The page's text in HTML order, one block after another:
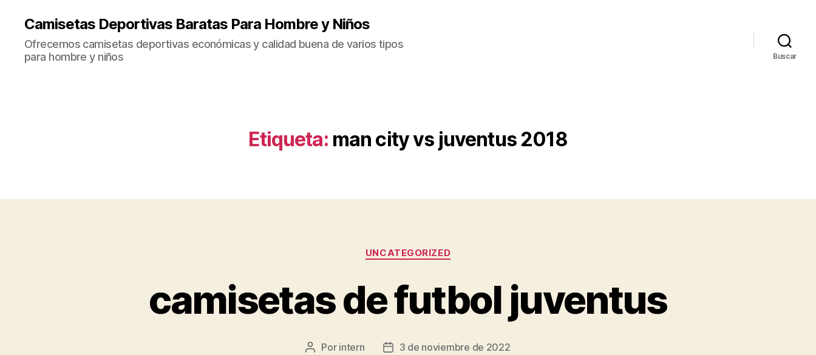
Camisetas Deportivas Baratas Para Hombre y Niños
Ofrecemos camisetas deportivas económicas y calidad buena de varios tipos
para hombre y niños
Buscar
Etiqueta: man city vs juventus 2018
Categorías
UNCATEGORIZED
camisetas de futbol juventus
Autor
Por intern
Fecha3 de noviembre de 2022